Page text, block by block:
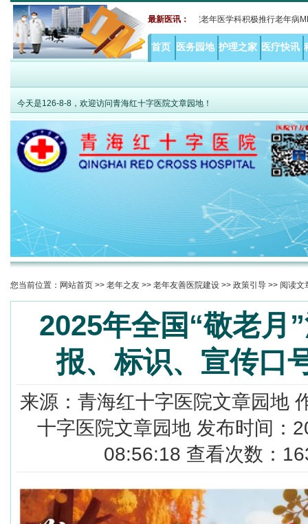
最新医讯：
题 MDT打破综合诊疗瓶颈——青海红十字医院老年医学科积极推行老年病MDT诊
首页 医务园地 护理之家 医疗快讯
今天是126-8-8，欢迎访问青海红十字医院文章园地！
您当前位置： 网站首页 >> 老年之友 >> 老年友善医院建设 >> 政策引导 >> 阅读文
2025年全国“敬老月
报、标识、宣传口
来源：青海红十字医院文章园地
十字医院文章园地 发布时间：
08:56:18 查看次数：